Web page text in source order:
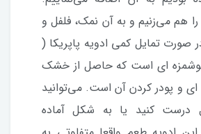
هم می‌زنیم و به آن نمک، فلفل و
صورت تمایل کمی ادویه پاپریکا (
خوشمزه ای است که حاصل از خشک
ای و پودر کردن آن است. می‌توانید
درست کنید یا به شکل آماده